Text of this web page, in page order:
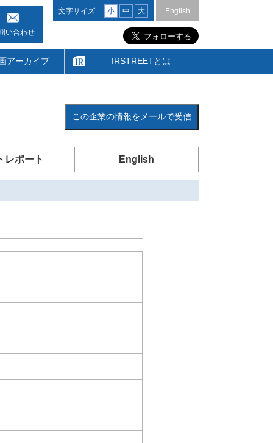
い合わせ
文字サイズ 小 中 大 English
アーカイブ IRSTREETとは
この企業の情報をメールで受信
レポート English